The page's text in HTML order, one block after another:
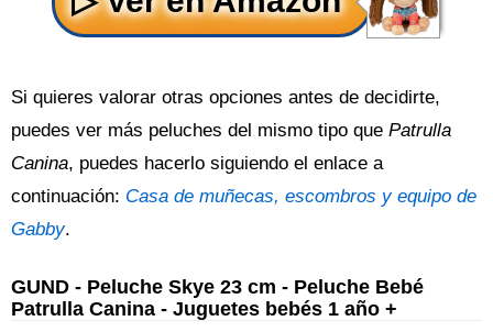
Si quieres valorar otras opciones antes de decidirte,
puedes ver más peluches del mismo tipo que Patrulla
Canina, puedes hacerlo siguiendo el enlace a
continuación: Casa de muñecas, escombros y equipo de
Gabby.
GUND - Peluche Skye 23 cm - Peluche Bebé
Patrulla Canina - Juguetes bebés 1 año +